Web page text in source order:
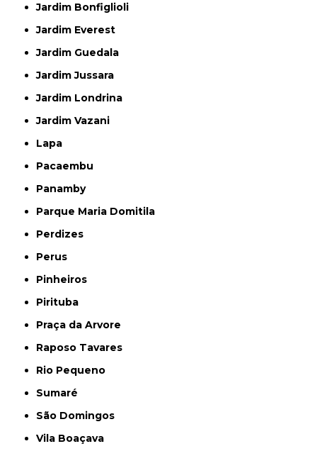
Jardim Bonfiglioli
Jardim Everest
Jardim Guedala
Jardim Jussara
Jardim Londrina
Jardim Vazani
Lapa
Pacaembu
Panamby
Parque Maria Domitila
Perdizes
Perus
Pinheiros
Pirituba
Praça da Arvore
Raposo Tavares
Rio Pequeno
Sumaré
São Domingos
Vila Boaçava